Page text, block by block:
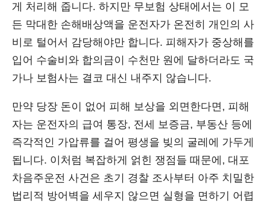
게 처리해 줍니다. 하지만 무보험 상태에서는 이 모
든 막대한 손해배상액을 운전자가 온전히 개인의 사
비로 털어서 감당해야만 합니다. 피해자가 중상해를
입어 수술비와 합의금이 수천만 원에 달하더라도 국
가나 보험사는 결코 대신 내주지 않습니다.
만약 당장 돈이 없어 피해 보상을 외면한다면, 피해
자는 운전자의 급여 통장, 전세 보증금, 부동산 등에
즉각적인 가압류를 걸어 평생을 빚의 굴레에 가두게
됩니다. 이처럼 복잡하게 얽힌 쟁점들 때문에, 대포
차음주운전 사건은 초기 경찰 조사부터 아주 치밀한
법리적 방어벽을 세우지 않으면 실형을 면하기 어렵